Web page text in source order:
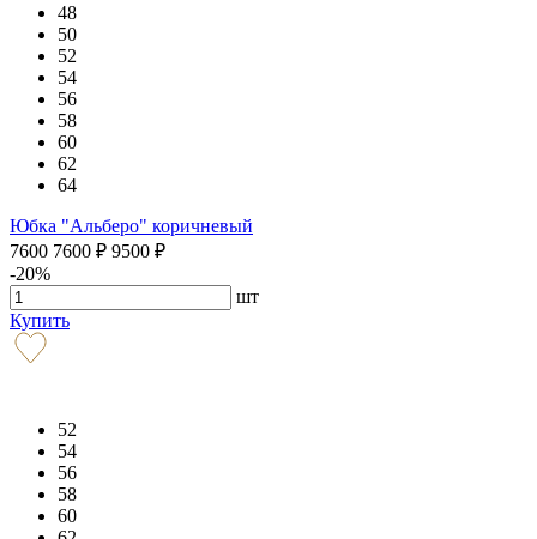
48
50
52
54
56
58
60
62
64
Юбка "Альберо" коричневый
7600 7600 ₽ 9500 ₽
-20%
шт
Купить
52
54
56
58
60